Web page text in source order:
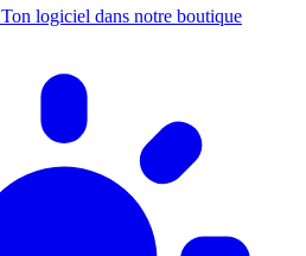
Ton logiciel dans notre boutique